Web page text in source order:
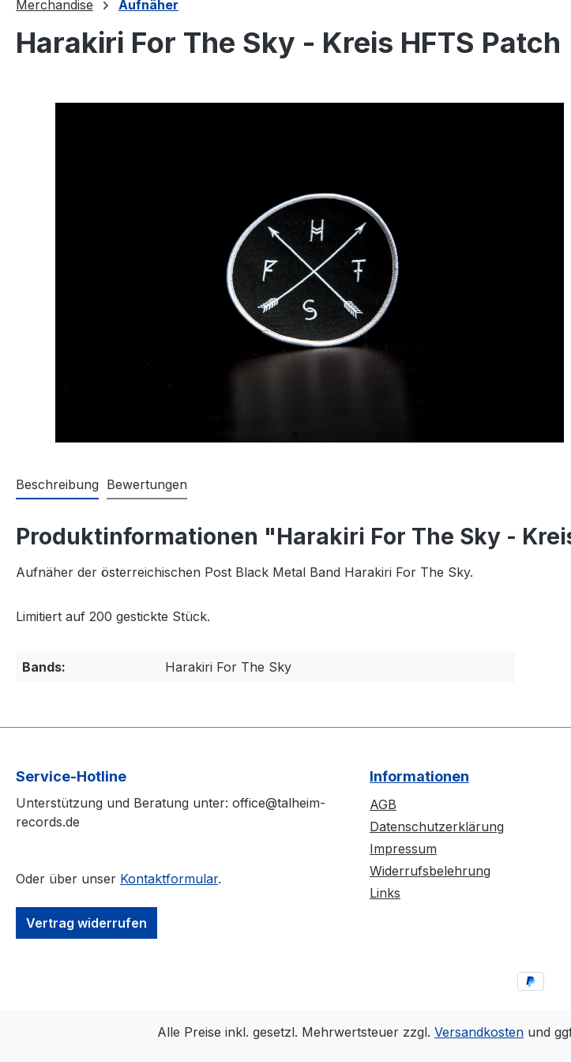
Merchandise Aufnäher
Harakiri For The Sky - Kreis HFTS Patch
Beschreibung Bewertungen
Produktinformationen "Harakiri For The Sky -
Aufnäher der österreichischen Post Black Metal Band Harakiri For The Sky.
Limitiert auf 200 gestickte Stück.
Bands: Harakiri For The Sky
Service-Hotline
Unterstützung und Beratung unter: office@talheim-
records.de
Oder über unser Kontaktformular.
Vertrag widerrufen
Informationen
AGB
Datenschutzerklärung
Impressum
Widerrufsbelehrung
Links
Alle Preise inkl. gesetzl. Mehrwertsteuer zzgl. Versandkosten und